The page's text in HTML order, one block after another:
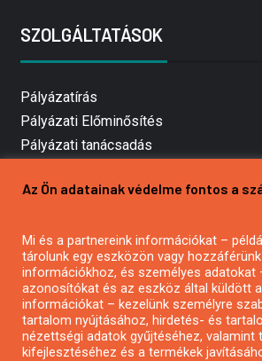
SZOLGÁLTATÁSOK
Pályázatírás
Pályázati Előminősítés
Pályázati tanácsadás
Mezőgazdasági pályázatírás
Pályázatírás civil szervezeteknek
Pályázatírás önkormányzatoknak
Pályázatfigyelés
Specifikus pályázatfigyelés vagy
Az Ön adatainak védelme fontos a
Mi és a partnereink információkat –
tárolunk egy eszközön vagy
információkhoz, és személyes adatokat
azonosítókat és az eszköz által küldött
információkat – kezelünk személyre
tartalom nyújtásához, hirdetés- és
nézettségi adatok gyűjtéséhez, valamint
kifejlesztéséhez és a termékek